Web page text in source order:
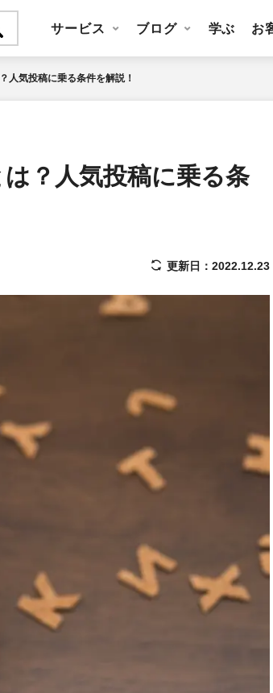
サービス ブログ 学ぶ お
人気投稿に乗る条件を解説！
？人気投稿に乗る条
更新日：2022.12.23